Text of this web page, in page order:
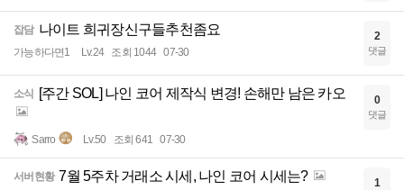
잡담 나이트 희귀장신구들추천좀요
가능하다면1 Lv.24 조회 1044 07-30
2
댓글
소식 [주간 SOL] 나인 코어 제작식 변경! 손해만 남은 카오
Sarro Lv.50 조회 641 07-30
0
댓글
서버현황 7월 5주차 거래소 시세, 나인 코어 시세는? 1